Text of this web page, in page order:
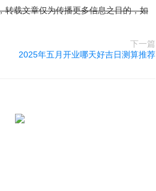
转载文章仅为传播更多信息之目的，如
下一篇
2025年五月开业哪天好吉日测算推荐